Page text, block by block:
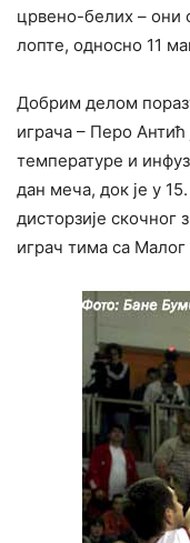
црвено-белих – они
лопте, односно 11
Добрим делом
играча – Перо Антић
температуре и
дан меча, док је у
дисторзије скочног
играч тима са